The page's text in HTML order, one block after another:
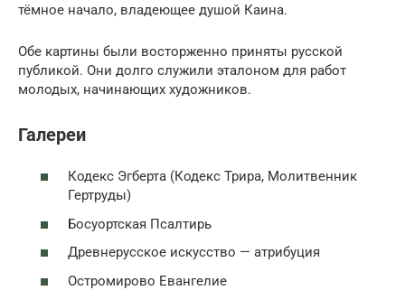
тёмное начало, владеющее душой Каина.
Обе картины были восторженно приняты русской
публикой. Они долго служили эталоном для работ
молодых, начинающих художников.
Галереи
Кодекс Эгберта (Кодекс Трира, Молитвенник
Гертруды)
Босуортская Псалтирь
Древнерусское искусство — атрибуция
Остромирово Евангелие